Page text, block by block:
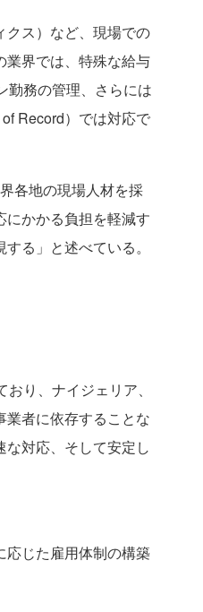
ス）など、現場での
業界では、特殊な給与
勤務の管理、さらには
Record）では対応で
各地の現場人材を採
かかる負担を軽減す
る」と述べている。
り、ナイジェリア、
者に依存することな
な対応、そして安定し
応じた雇用体制の構築